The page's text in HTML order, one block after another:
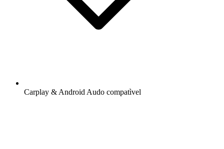
Carplay & Android Audo compatìvel